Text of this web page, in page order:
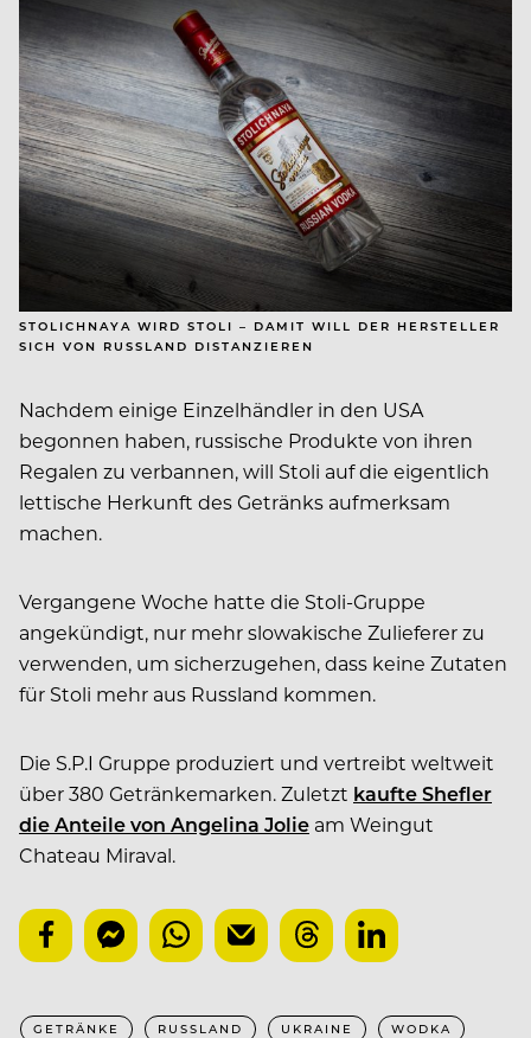
STOLICHNAYA WIRD STOLI – DAMIT WILL DER HERSTELLER
SICH VON RUSSLAND DISTANZIEREN
Nachdem einige Einzelhändler in den USA
begonnen haben, russische Produkte von ihren
Regalen zu verbannen, will Stoli auf die eigentlich
lettische Herkunft des Getränks aufmerksam
machen.
Vergangene Woche hatte die Stoli-Gruppe
angekündigt, nur mehr slowakische Zulieferer zu
verwenden, um sicherzugehen, dass keine Zutaten
für Stoli mehr aus Russland kommen.
Die S.P.I Gruppe produziert und vertreibt weltweit
über 380 Getränkemarken. Zuletzt kaufte Shefler
die Anteile von Angelina Jolie am Weingut
Chateau Miraval.
GETRÄNKE RUSSLAND UKRAINE WODKA